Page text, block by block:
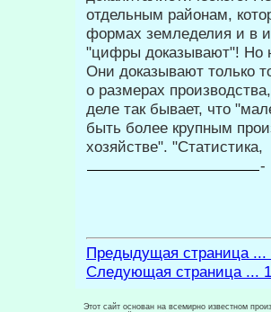
отдельным районам,
формах земледелия и в
"цифры доказывают"! Но
Они доказывают только
о размерах
деле так бывает, что
быть более крупным
хозяйстве". "Статистика,
-
Предыдущая страница ...
Следующая страница ...
Этот сайт основан на всемирно известном